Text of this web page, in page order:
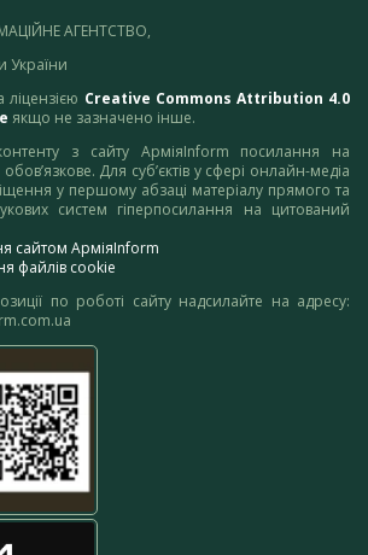
АГЕНТСТВО,
України
Creative Commons Attribution 4.0
якщо не зазначено інше.
з сайту АрміяInform посилання на
обов’язкове. Для суб’єктів у сфері онлайн-медіа
у першому абзаці матеріалу прямого та
систем гіперпосилання на цитований
сайтом АрміяInform
файлів cookie
по роботі сайту надсилайте на адресу: